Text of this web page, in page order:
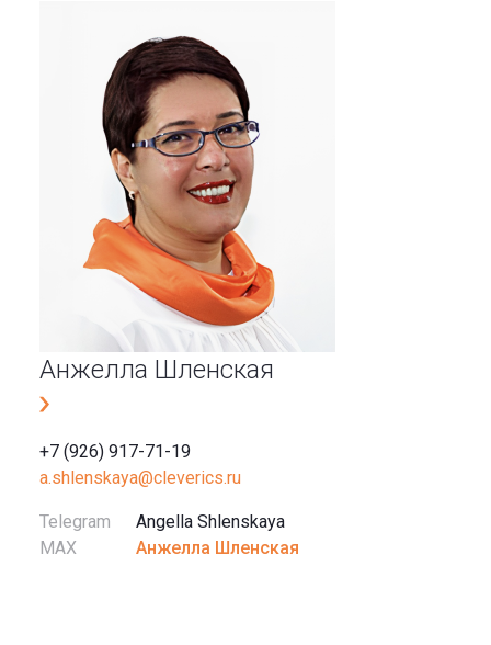
Анжелла Шленская
+7 (926) 917-71-19
a.shlenskaya@cleverics.ru
Telegram
Angella Shlenskaya
MAX
Анжелла Шленская